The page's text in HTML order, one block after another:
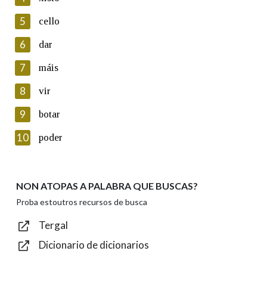
Lin e acepto as condicións da política de
Introduce o código que aparece na imaxe:
Texto de verificación
Enviar
5 cello
6 dar
7 máis
8 vir
9 botar
10 poder
NON ATOPAS A PALABRA QUE BUSCAS?
Proba estoutros recursos de busca
Tergal
Dicionario de dicionarios